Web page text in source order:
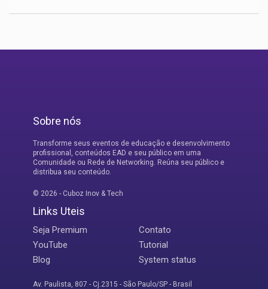
Sobre nós
Transforme seus eventos de educação e desenvolvimento
profissional, conteúdos EAD e seu público em uma
Comunidade ou Rede de Networking. Reúna seu público e
distribua seu conteúdo.
© 2026 - Cuboz Inov & Tech
Links Uteis
Seja Premium
YouTube
Blog
Contato
Tutorial
System status
Av. Paulista, 807 - Cj.2315 - São Paulo/SP - Brasil